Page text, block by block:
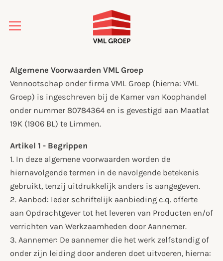
Algemene Voorwaarden VML Groep
Vennootschap onder firma VML Groep (hierna: VML
Groep) is ingeschreven bij de Kamer van Koophandel
onder nummer 80784364 en is gevestigd aan Maatlat
19K (1906 BL) te Limmen.
Artikel 1 - Begrippen
1. In deze algemene voorwaarden worden de
hiernavolgende termen in de navolgende betekenis
gebruikt, tenzij uitdrukkelijk anders is aangegeven.
2. Aanbod: Ieder schriftelijk aanbieding c.q. offerte
aan Opdrachtgever tot het leveren van Producten en/of
verrichten van Werkzaamheden door Aannemer.
3. Aannemer: De aannemer die het werk zelfstandig of
onder zijn leiding door anderen doet uitvoeren, hierna: